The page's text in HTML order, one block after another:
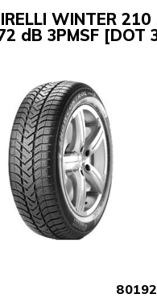
WINTER 210
dB 3PMSF [DOT